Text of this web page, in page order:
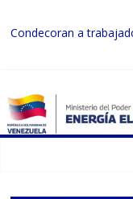
Condecoran a
labor tras el doble
Gobierno Nacional
Inspeccionan trabajos
en Carabobo
Gobierno Nacional